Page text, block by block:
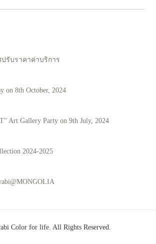
ปรับราคาค่าบริการ
on 8th October, 2024
Art Gallery Party on 9th July, 2024
2024-2025
Color for life. All Rights Reserved.